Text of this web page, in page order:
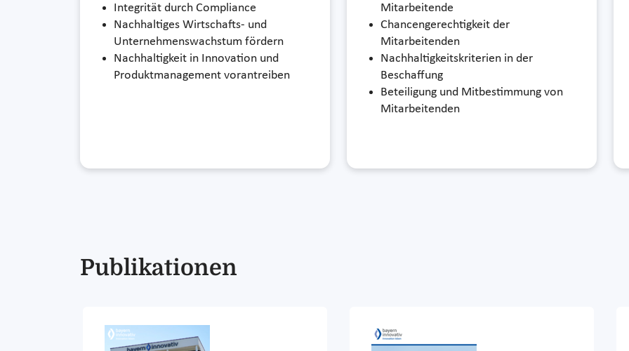
Integrität durch Compliance
Nachhaltiges Wirtschafts- und
Unternehmenswachstum fördern
Nachhaltigkeit in Innovation und
Produktmanagement vorantreiben
Mitarbeitende
Chancengerechtigkeit der
Mitarbeitenden
Nachhaltigkeitskriterien in der
Beschaffung
Beteiligung und Mitbestimmung von
Mitarbeitenden
Publikationen